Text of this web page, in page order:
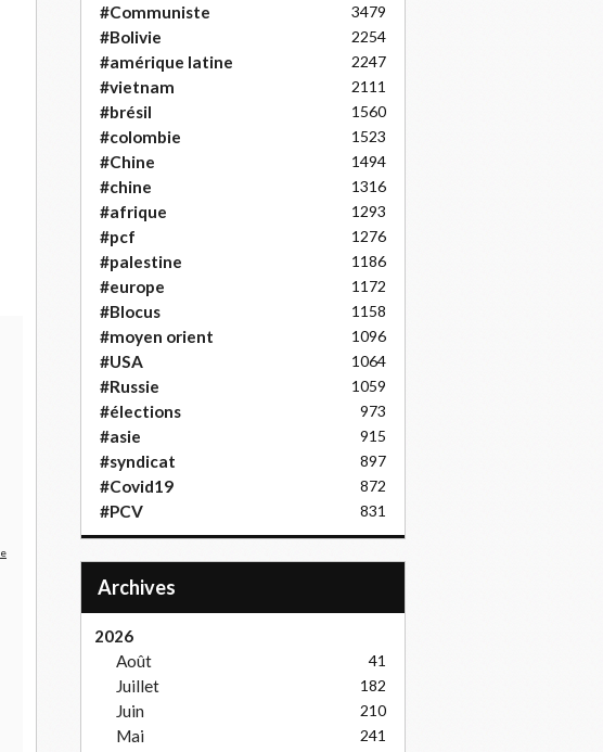
#Communiste 3479
#Bolivie 2254
#amérique latine 2247
#vietnam 2111
#brésil 1560
#colombie 1523
#Chine 1494
#chine 1316
#afrique 1293
#pcf 1276
#palestine 1186
#europe 1172
#Blocus 1158
#moyen orient 1096
#USA 1064
#Russie 1059
#élections 973
#asie 915
#syndicat 897
#Covid19 872
#PCV 831
Archives
2026
Août
41
Juillet 182
Juin 210
Mai 241